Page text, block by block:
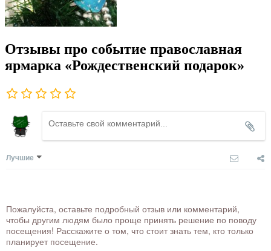
Отзывы про событие православная
ярмарка «Рождественский подарок»
Лучшие
Пожалуйста, оставьте подробный отзыв или комментарий,
чтобы другим людям было проще принять решение по поводу
посещения! Расскажите о том, что стоит знать тем, кто только
планирует посещение.